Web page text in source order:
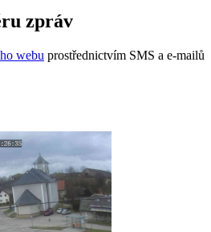
zpráv
webu prostřednictvím SMS a e-mailů